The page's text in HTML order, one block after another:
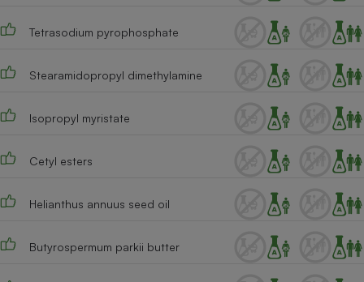
Tetrasodium pyrophosphate
Stearamidopropyl dimethylamine
Isopropyl myristate
Cetyl esters
Helianthus annuus seed oil
Butyrospermum parkii butter